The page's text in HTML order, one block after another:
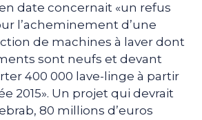
date concernait «un refus
l’acheminement d’une
de machines à laver dont
sont neufs et devant
400 000 lave-linge à partir
2015». Un projet qui devrait
80 millions d’euros